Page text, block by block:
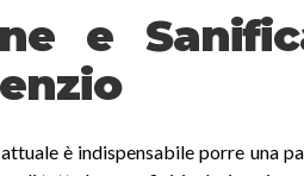
e
è indispensabile porre una